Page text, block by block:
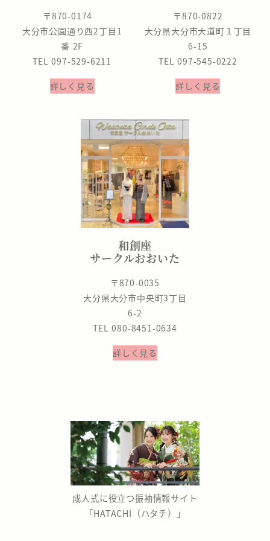
〒870-0174
大分市公園通り西2丁目1
番 2F
TEL 097-529-6211
詳しく見る
〒870-0822
大分県大分市大道町１丁目
6-15
TEL 097-545-0222
詳しく見る
和創座
サークルおおいた
〒870-0035
大分県大分市中央町3丁目
6-2
TEL 080-8451-0634
詳しく見る
成人式に役立つ振袖情報サイト
「HATACHI（ハタチ）」